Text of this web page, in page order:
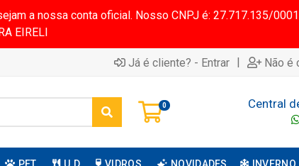
a nossa conta oficial. Nosso CNPJ é: 27.717.135/
EIRELI
Já é cliente? - Entrar | Não é
0 Central